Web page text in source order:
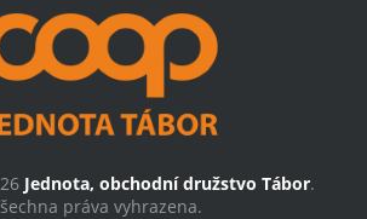
Jednota, obchodní družstvo Tábor.
práva vyhrazena.